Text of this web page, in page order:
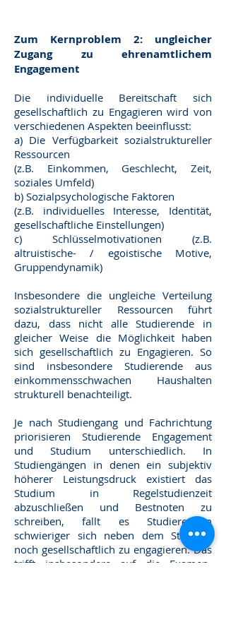
Zum Kernproblem 2: ungleicher
Zugang zu ehrenamtlichem
Engagement
Die individuelle Bereitschaft sich
gesellschaftlich zu Engagieren wird von
verschiedenen Aspekten beeinflusst:
a) Die Verfügbarkeit sozialstruktureller
Ressourcen
(z.B. Einkommen, Geschlecht, Zeit,
soziales Umfeld)
b) Sozialpsychologische Faktoren
(z.B. individuelles Interesse, Identität,
gesellschaftliche Einstellungen)
c) Schlüsselmotivationen (z.B.
altruistische- / egoistische Motive,
Gruppendynamik)
Insbesondere die ungleiche Verteilung
sozialstruktureller Ressourcen führt
dazu, dass nicht alle Studierende in
gleicher Weise die Möglichkeit haben
sich gesellschaftlich zu Engagieren. So
sind insbesondere Studierende aus
einkommensschwachen Haushalten
strukturell benachteiligt.
Je nach Studiengang und Fachrichtung
priorisieren Studierende Engagement
und Studium unterschiedlich. In
Studiengängen in denen ein subjektiv
höherer Leistungsdruck existiert das
Studium in Regelstudienzeit
abzuschließen und Bestnoten zu
schreiben, fallt es Studierenden
schwieriger sich neben dem Studium
noch gesellschaftlich zu engagieren. Das
trifft insbesondere auf die Examen-